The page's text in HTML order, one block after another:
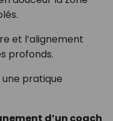
et l’alignement
profonds.
une pratique